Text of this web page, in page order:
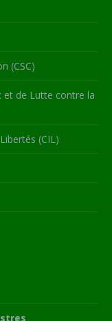
(CSC)
et de Lutte contre la
(CIL)